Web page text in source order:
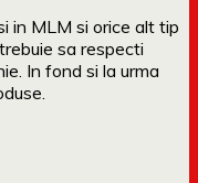
in MLM si orice alt tip
sa respecti
In fond si la urma